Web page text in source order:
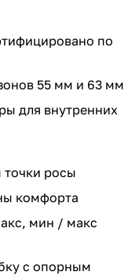
по
55 мм и 63 мм
для внутренних
точки росы
комфорта
мин / макс
с опорным